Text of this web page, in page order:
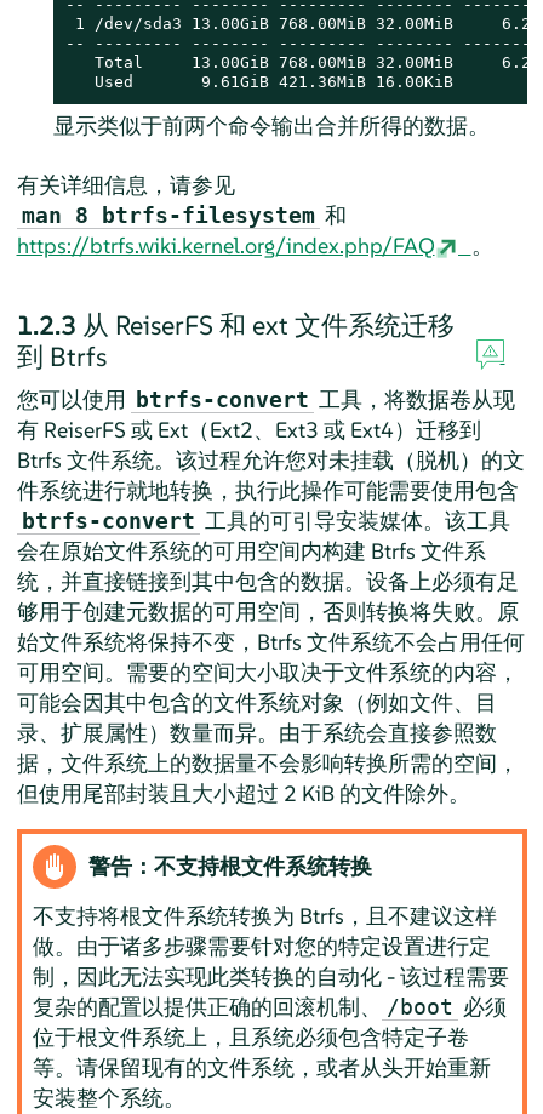
-- --------- -------- --------- --------
1 /dev/sda3 13.00GiB 768.00MiB 32.00MiB
-- --------- -------- --------- --------
Total     13.00GiB 768.00MiB 32.00MiB
   Used       9.61GiB 421.36MiB 16.00KiB
显示类似于前两个命令输出合并所得的数据。
有关详细信息，请参见
man 8 btrfs-filesystem 和
https://btrfs.wiki.kernel.org/index.php/FAQ
。
1.2.3 从 ReiserFS 和 ext 文件系统迁移
到 Btrfs
您可以使用 btrfs-convert 工具，将数据卷从现
有 ReiserFS 或 Ext（Ext2、Ext3 或 Ext4）迁移到
Btrfs 文件系统。该过程允许您对未挂载（脱机）的文
件系统进行就地转换，执行此操作可能需要使用包含
btrfs-convert 工具的可引导安装媒体。该工具
会在原始文件系统的可用空间内构建 Btrfs 文件系
统，并直接链接到其中包含的数据。设备上必须有足
够用于创建元数据的可用空间，否则转换将失败。原
始文件系统将保持不变，Btrfs 文件系统不会占用任何
可用空间。需要的空间大小取决于文件系统的内容，
可能会因其中包含的文件系统对象（例如文件、目
录、扩展属性）数量而异。由于系统会直接参照数
据，文件系统上的数据量不会影响转换所需的空间，
但使用尾部封装且大小超过 2 KiB 的文件除外。
警告：不支持根文件系统转换
不支持将根文件系统转换为 Btrfs，且不建议这样
做。由于诸多步骤需要针对您的特定设置进行定
制，因此无法实现此类转换的自动化 - 该过程需要
复杂的配置以提供正确的回滚机制、
/boot 必须
位于根文件系统上，且系统必须包含特定子卷
等。请保留现有的文件系统，或者从头开始重新
安装整个系统。